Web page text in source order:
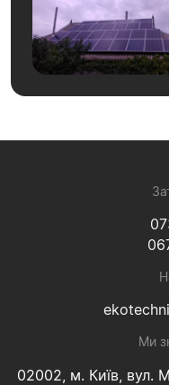
Ми
02002, м. Київ, вул.